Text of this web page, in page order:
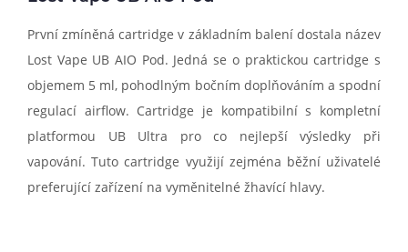
První zmíněná cartridge v základním balení dostala název
Lost Vape UB AIO Pod. Jedná se o praktickou cartridge s
objemem 5 ml, pohodlným bočním doplňováním a spodní
regulací airflow. Cartridge je kompatibilní s kompletní
platformou UB Ultra pro co nejlepší výsledky při
vapování. Tuto cartridge využijí zejména běžní uživatelé
preferující zařízení na vyměnitelné žhavící hlavy.